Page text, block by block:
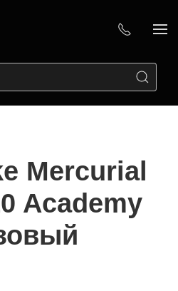
Mercurial
Academy